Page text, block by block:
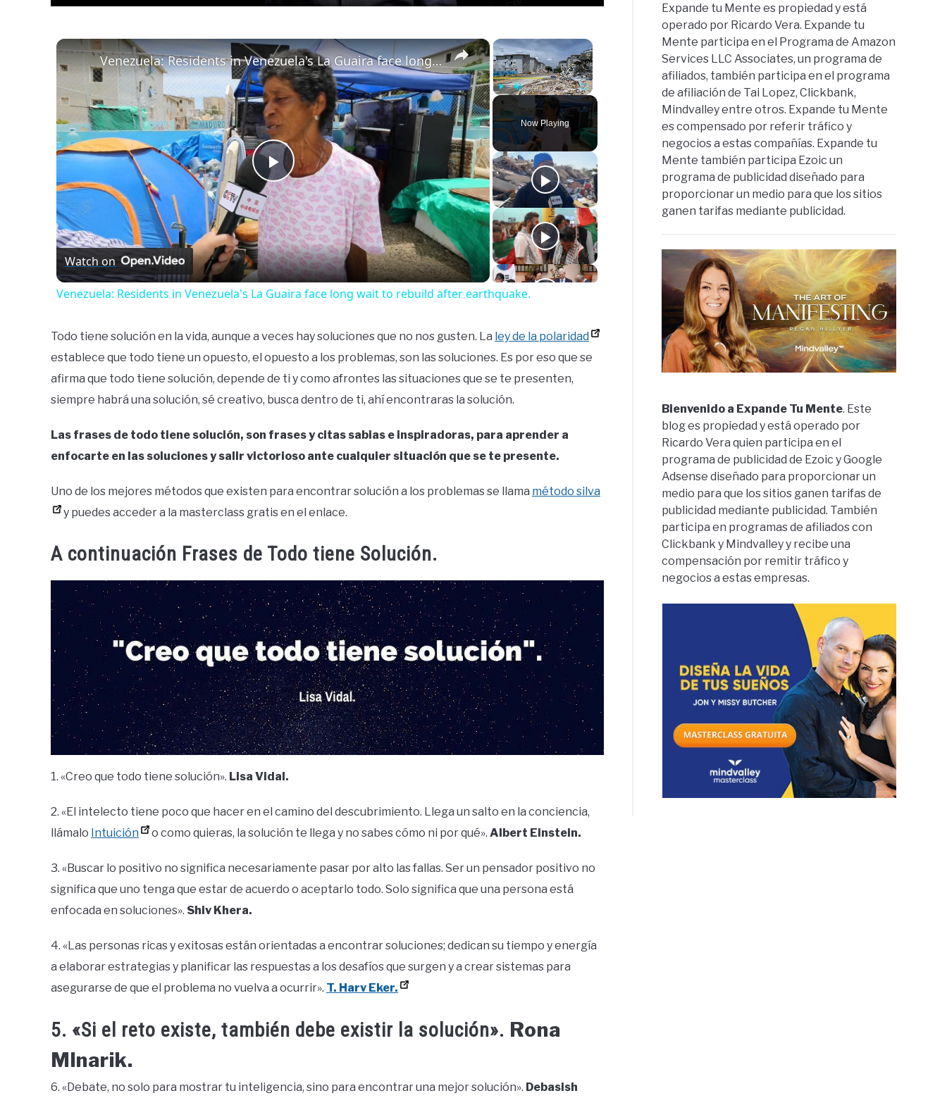
×
Play Fullscreen
Now Playing
×
Play
Video
Venezuela: Residents in Venezuela's La Guaira face long wait to rebuild after earthquake.
Watch on
Venezuela: Residents in Venezuela's La Guaira face long wait to rebuild after earthquake.
Todo tiene solución en la vida, aunque a veces hay soluciones que no nos gusten. La ley de la polaridad
establece que todo tiene un opuesto, el opuesto a los problemas, son las soluciones. Es por eso que se
afirma que todo tiene solución, depende de ti y como afrontes las situaciones que se te presenten,
siempre habrá una solución, sé creativo, busca dentro de ti, ahí encontraras la solución.
Las frases de todo tiene solución, son frases y citas sabias e inspiradoras, para aprender a
enfocarte en las soluciones y salir victorioso ante cualquier situación que se te presente.
Uno de los mejores métodos que existen para encontrar solución a los problemas se llama método silva
y puedes acceder a la masterclass gratis en el enlace.
A continuación Frases de Todo tiene Solución.
1. «Creo que todo tiene solución». Lisa Vidal.
2. «El intelecto tiene poco que hacer en el camino del descubrimiento. Llega un salto en la conciencia,
llámalo Intuición o como quieras, la solución te llega y no sabes cómo ni por qué». Albert Einstein.
3. «Buscar lo positivo no significa necesariamente pasar por alto las fallas. Ser un pensador positivo no
significa que uno tenga que estar de acuerdo o aceptarlo todo. Solo significa que una persona está
enfocada en soluciones». Shiv Khera.
4. «Las personas ricas y exitosas están orientadas a encontrar soluciones; dedican su tiempo y energía
a elaborar estrategias y planificar las respuestas a los desafíos que surgen y a crear sistemas para
asegurarse de que el problema no vuelva a ocurrir». T. Harv Eker.
5. «Si el reto existe, también debe existir la solución». Rona
Mlnarik.
6. «Debate, no solo para mostrar tu inteligencia, sino para encontrar una mejor solución». Debasish
Expande tu Mente es propiedad y está
operado por Ricardo Vera. Expande tu
Mente participa en el Programa de Amazon
Services LLC Associates, un programa de
afiliados, también participa en el programa
de afiliación de Tai Lopez, Clickbank,
Mindvalley entre otros. Expande tu Mente
es compensado por referir tráfico y
negocios a estas compañías. Expande tu
Mente también participa Ezoic un
programa de publicidad diseñado para
proporcionar un medio para que los sitios
ganen tarifas mediante publicidad.
Bienvenido a Expande Tu Mente. Este
blog es propiedad y está operado por
Ricardo Vera quien participa en el
programa de publicidad de Ezoic y Google
Adsense diseñado para proporcionar un
medio para que los sitios ganen tarifas de
publicidad mediante publicidad. También
participa en programas de afiliados con
Clickbank y Mindvalley y recibe una
compensación por remitir tráfico y
negocios a estas empresas.